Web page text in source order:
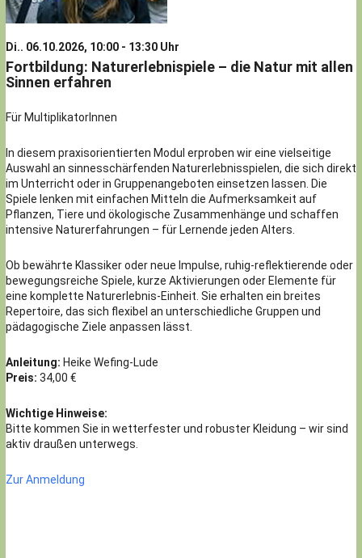
Di.. 06.10.2026, 10:00 - 13:30 Uhr
Fortbildung: Naturerlebnispiele – die Natur mit allen
Sinnen erfahren
Für MultiplikatorInnen
In diesem praxisorientierten Modul erproben wir eine vielseitige
Auswahl an sinnesschärfenden Naturerlebnisspielen, die sich direkt
im Unterricht oder in Gruppenangeboten einsetzen lassen. Die
Spiele lenken mit einfachen Mitteln die Aufmerksamkeit auf
Pflanzen, Tiere und ökologische Zusammenhänge und schaffen
intensive Naturerfahrungen – für Lernende jeden Alters.
Ob bewährte Klassiker oder neue Impulse, ruhig-reflektierende oder
bewegungsreiche Spiele, kurze Aktivierungen oder Elemente für
eine komplette Naturerlebnis-Einheit. Sie erhalten ein breites
Repertoire, das sich flexibel an unterschiedliche Gruppen und
pädagogische Ziele anpassen lässt.
Anleitung: Heike Wefing-Lude
Preis: 34,00 €
Wichtige Hinweise:
Bitte kommen Sie in wetterfester und robuster Kleidung – wir sind
aktiv draußen unterwegs.
Zur Anmeldung